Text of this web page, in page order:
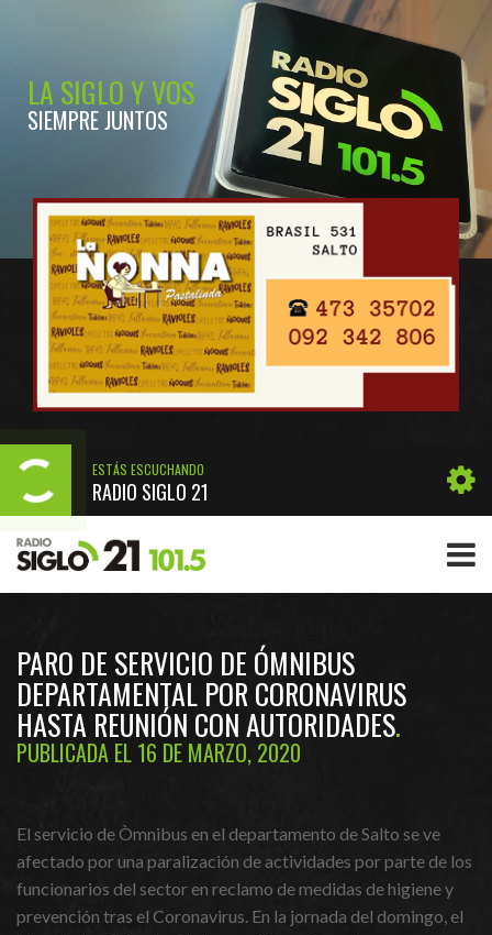
LA SIGLO Y VOS
SIEMPRE JUNTOS
ESTÁS ESCUCHANDO
RADIO SIGLO 21
PARO DE SERVICIO DE ÓMNIBUS
DEPARTAMENTAL POR CORONAVIRUS
HASTA REUNIÓN CON AUTORIDADES
PUBLICADA EL 16 DE MARZO, 2020
El servicio de Òmnibus en el departamento de Salto se ve
afectado por una paralización de actividades por parte de los
funcionarios del sector en reclamo de medidas de higiene y
prevención tras el Coronavirus. En la jornada del domingo, el